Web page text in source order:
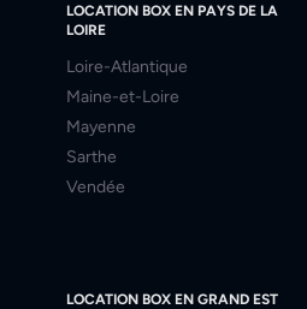
LOCATION BOX EN PAYS DE LA
LOIRE
Loire-Atlantique
Maine-et-Loire
Mayenne
Sarthe
Vendée
LOCATION BOX EN GRAND EST